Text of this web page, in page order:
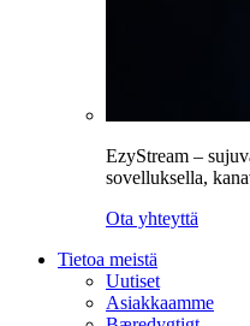
EzyStream –
sovelluksella,
Ota yhteyttä
Tietoa meistä
Uutiset
Asiakkaamme